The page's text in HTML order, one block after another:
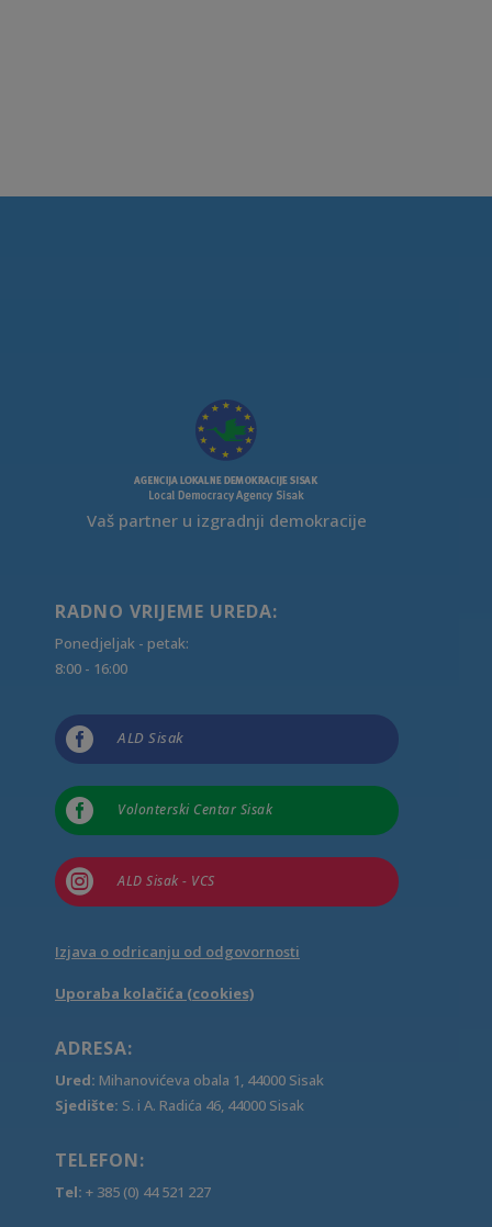
Vaš partner u izgradnji demokracije
RADNO VRIJEME UREDA:
Ponedjeljak - petak:
8:00 - 16:00
 ALD Sisak
 Volonterski Centar Sisak
 ALD Sisak - VCS
Izjava o odricanju od odgovornosti
Uporaba kolačića (cookies)
ADRESA:
Ured: Mihanovićeva obala 1, 44000 Sisak
Sjedište: S. i A. Radića 46, 44000 Sisak
TELEFON:
Tel: + 385 (0) 44 521 227